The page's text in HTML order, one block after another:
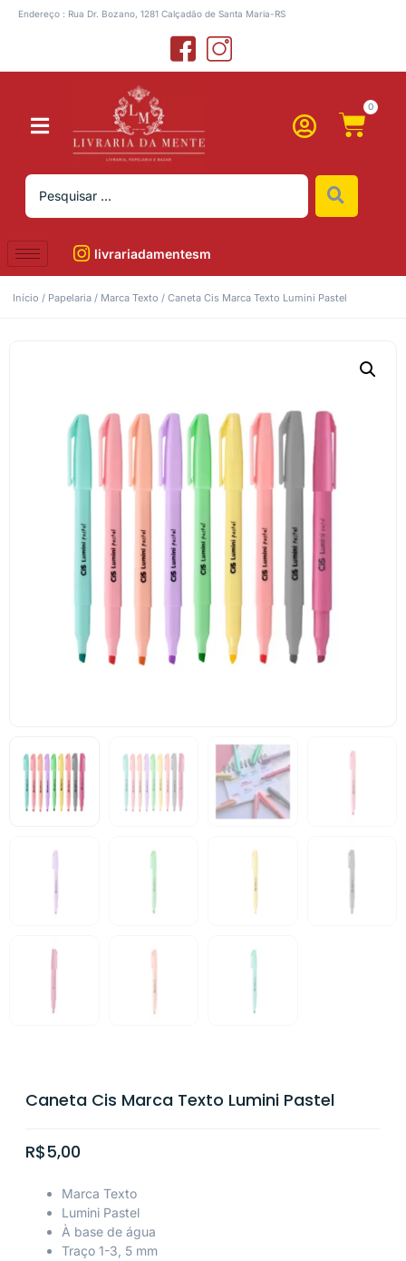
Endereço : Rua Dr. Bozano, 1281 Calçadão de Santa Maria-RS
0
livrariadamentesm
Início / Papelaria / Marca Texto / Caneta Cis Marca Texto Lumini Pastel
Caneta Cis Marca Texto Lumini Pastel
R$5,00
Marca Texto
Lumini Pastel
À base de água
Traço 1-3, 5 mm